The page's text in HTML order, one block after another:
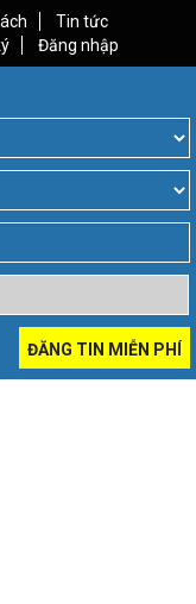
Tin tức
Đăng nhập
ĐĂNG TIN MIỄN PHÍ